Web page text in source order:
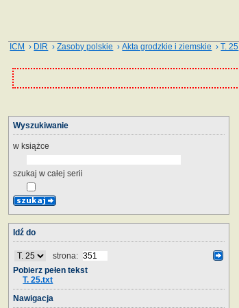
ICM › DIR ›Zasoby polskie ›Akta grodzkie i ziemskie ›T. 25
Wyszukiwanie
w książce
szukaj w całej serii
Idź do
strona:
Pobierz pełen tekst
T. 25.txt
Nawigacja